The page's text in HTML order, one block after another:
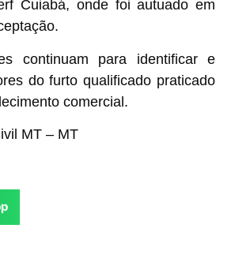
Cuiabá, onde foi autuado em
continuam para identificar e
do furto qualificado praticado
comercial.
MT – MT